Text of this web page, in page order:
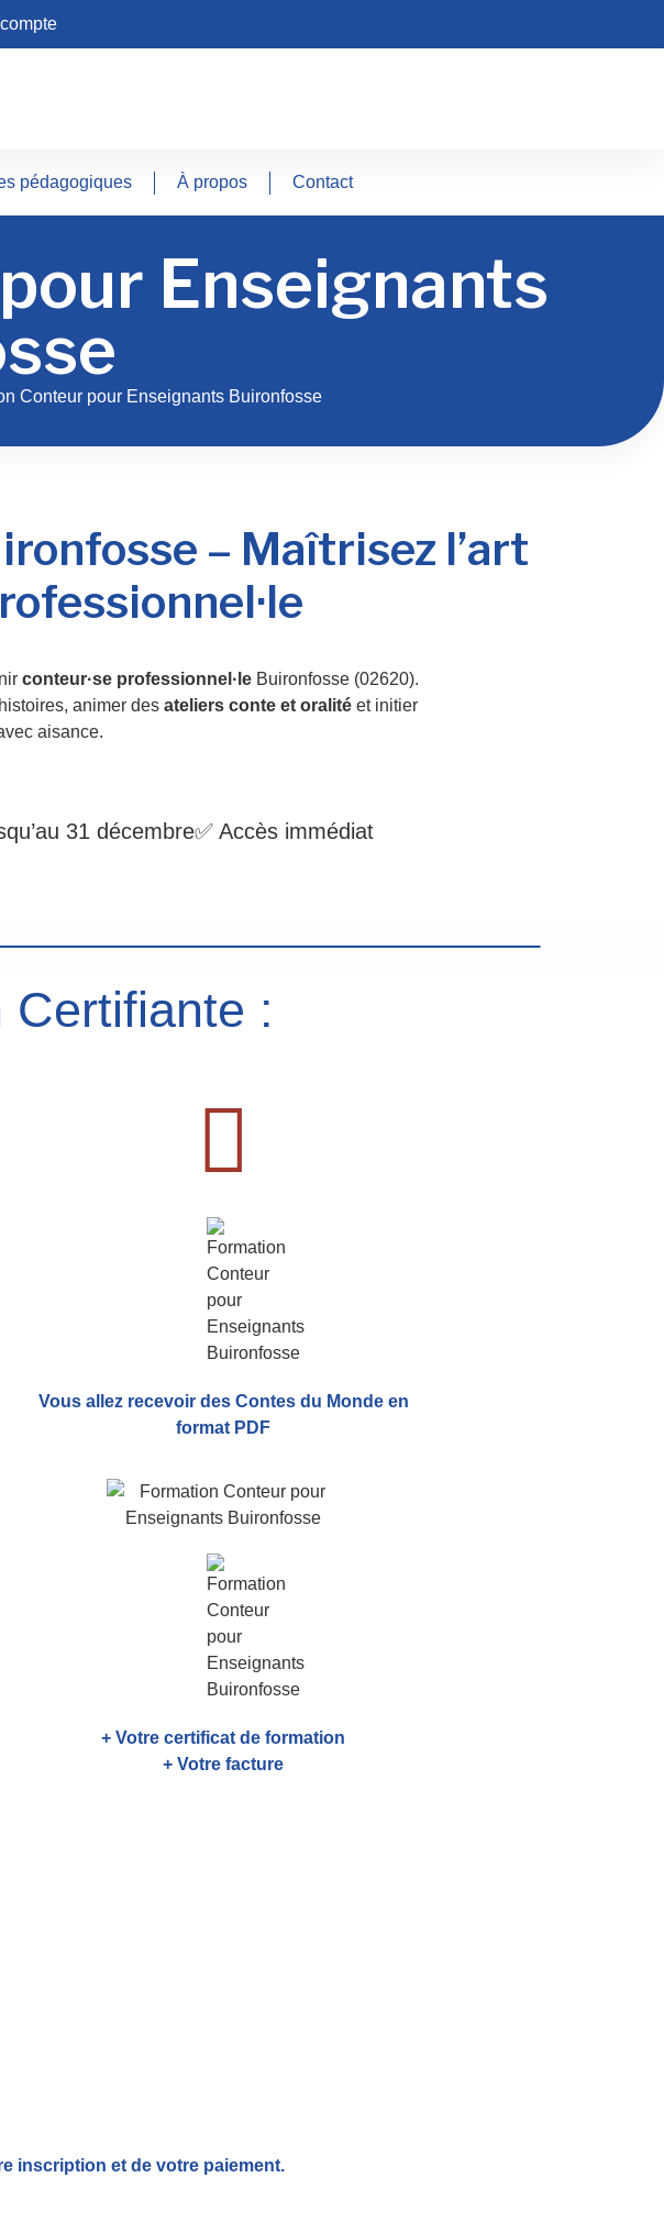
pédagogiques À propos Contact
Enseignants
Conteur pour Enseignants Buironfosse
– Maîtrisez l’art
conteur·se professionnel·le Buironfosse (02620).
animer des ateliers conte et oralitéet initier
aisance.
31 décembre✅ Accès immédiat
Certifiante :
Vous allez recevoir des Contes du Monde en
format PDF
+ Votre certificat de formation
+ Votre facture
inscription et de votre paiement.